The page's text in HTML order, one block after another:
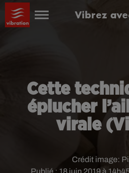
Vibrez
Cette
éplucher
virale
Publié : 18 juin 2019 à
Crédit image: